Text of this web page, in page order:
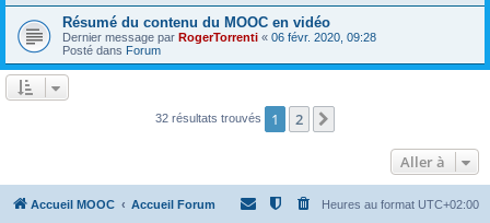
Résumé du contenu du MOOC en vidéo
Dernier message par RogerTorrenti « 06 févr. 2020, 09:28
Posté dans Forum
32 résultats trouvés 1 2
Aller à
Accueil MOOC Accueil Forum Heures au format UTC+02:00